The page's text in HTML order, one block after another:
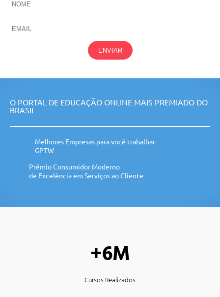
ENVIAR
O PORTAL DE EDUCAÇÃO ONLINE MAIS PREMIADO DO
BRASIL
Melhores Empresas para você trabalhar
GPTW
Prêmio Consumidor Moderno
de Excelência em Serviços ao Cliente
+6M
Cursos Realizados